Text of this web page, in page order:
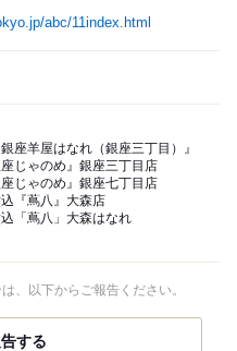
abc/11index.html
座羊屋はなれ（銀座三丁目）』
じゃのめ』銀座三丁目店
じゃのめ』銀座七丁目店
『蔦八』大森店
「蔦八」大森はなれ
、以下からご報告ください。
する